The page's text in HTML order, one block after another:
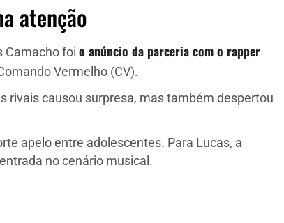
atenção
Camacho foi o anúncio da parceria com o rapper
Vermelho (CV).
rivais causou surpresa, mas também despertou
apelo entre adolescentes. Para Lucas, a
no cenário musical.